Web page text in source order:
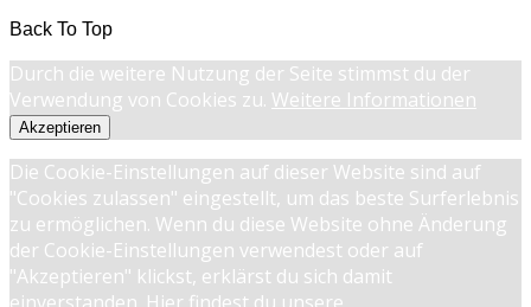
Back To Top
Durch die weitere Nutzung der Seite stimmst du der
Verwendung von Cookies zu. Weitere Informationen
Akzeptieren
Die Cookie-Einstellungen auf dieser Website sind auf
"Cookies zulassen" eingestellt, um das beste Surferlebnis
zu ermöglichen. Wenn du diese Website ohne Änderung
der Cookie-Einstellungen verwendest oder auf
"Akzeptieren" klickst, erklärst du sich damit